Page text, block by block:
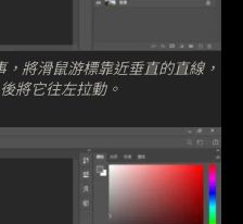
將滑鼠游標靠近垂直的直線，
將它往左拉動。